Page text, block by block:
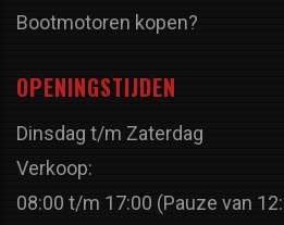
Bootmotoren kopen?
OPENINGSTIJDEN
Dinsdag t/m Zaterdag
Verkoop:
08:00 t/m 17:00 (Pauze van